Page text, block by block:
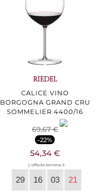
RIEDEL
CALICE VINO
BORGOGNA GRAND CRU
SOMMELIER 4400/16
69,67 €
-22%
54,34 €
L'offerta termina il:
29 16 03 20